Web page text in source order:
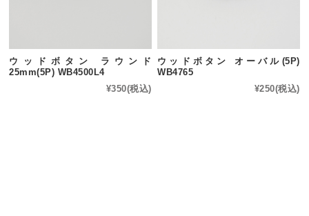
ウッドボタン ラウンド
25mm(5P) WB4500L4
¥350(税込)
ウッドボタン オーバル(5P)
WB4765
¥250(税込)